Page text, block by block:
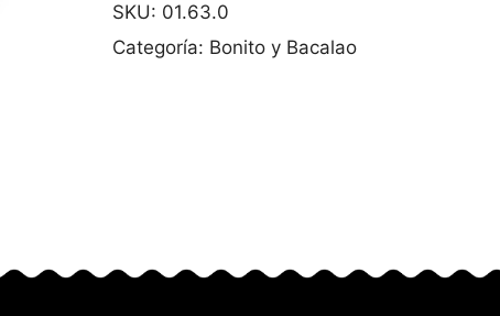
SKU: 01.63.0
Categoría: Bonito y Bacalao